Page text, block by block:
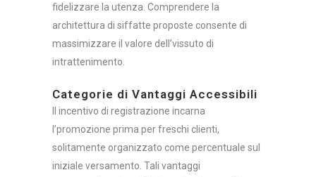
fidelizzare la utenza. Comprendere la
architettura di siffatte proposte consente di
massimizzare il valore dell’vissuto di
intrattenimento.
Categorie di Vantaggi Accessibili
Il incentivo di registrazione incarna
l’promozione prima per freschi clienti,
solitamente organizzato come percentuale sul
iniziale versamento. Tali vantaggi